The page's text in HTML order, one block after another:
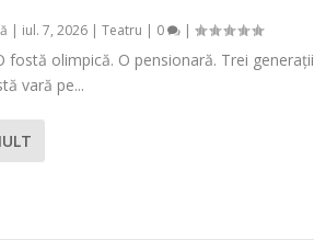
| iul. 7, 2026| Teatru | 0 |
fostă olimpică. O pensionară. Trei generații
vară pe...